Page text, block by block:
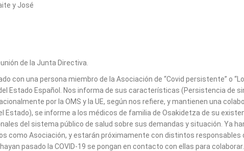
y José
de la Junta Directiva.
con una persona miembro de la Asociación de “Covid persistente” o
Estado Español. Nos informa de sus características (Persistencia de
por la OMS y la UE, según nos refiere, y mantienen una
Estado), se informe a los médicos de familia de Osakidetza de su
del sistema público de salud sobre sus demandas y situación. Ya
como Asociación, y estarán próximamente con distintos
pasado la COVID-19 se pongan en contacto con ellas para colaborar.